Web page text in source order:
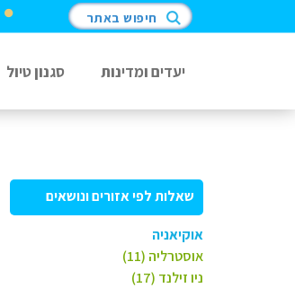
חיפוש באתר
יעדים ומדינות סגנון טיול
שאלות לפי אזורים ונושאים
אוקיאניה
אוסטרליה (11)
ניו זילנד (17)